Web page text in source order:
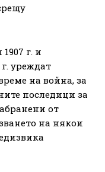
г. и
уреждат
на война, за
последици за
от
на някои